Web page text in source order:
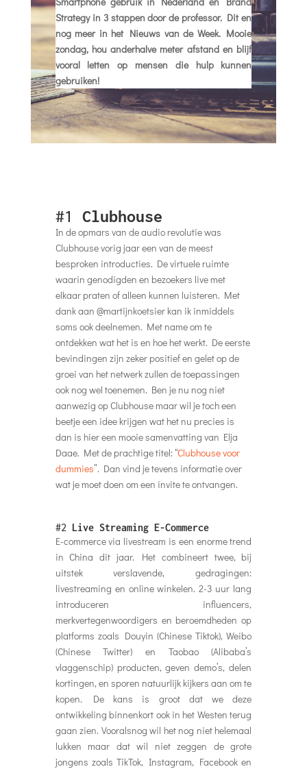
Strategy in 3 stappen door de professor. Dit en
nog meer in het Nieuws van de Week. Mooie
zondag, hou anderhalve meter afstand en blijf
vooral letten op mensen die hulp kunnen
gebruiken!
#1 Clubhouse
In de opmars van de audio revolutie was
Clubhouse vorig jaar een van de meest
besproken introducties. De virtuele ruimte
waarin genodigden en bezoekers live met
elkaar praten of alleen kunnen luisteren. Met
dank aan @martijnkoetsier kan ik inmiddels
soms ook deelnemen. Met name om te
ontdekken wat het is en hoe het werkt. De eerste
bevindingen zijn zeker positief en gelet op de
groei van het netwerk zullen de toepassingen
ook nog wel toenemen. Ben je nu nog niet
aanwezig op Clubhouse maar wil je toch een
beetje een idee krijgen wat het nu precies is
dan is hier een mooie samenvatting van Elja
Daae. Met de prachtige titel: “Clubhouse voor
dummies”. Dan vind je tevens informatie over
wat je moet doen om een invite te ontvangen.
#2 Live Streaming E-Commerce
E-commerce via livestream is een enorme trend
in China dit jaar. Het combineert twee, bij
uitstek verslavende, gedragingen:
livestreaming en online winkelen. 2-3 uur lang
introduceren influencers,
merkvertegenwoordigers en beroemdheden op
platforms zoals Douyin (Chinese Tiktok), Weibo
(Chinese Twitter) en Taobao (Alibaba’s
vlaggenschip) producten, geven demo’s, delen
kortingen, en sporen natuurlijk kijkers aan om te
kopen. De kans is groot dat we deze
ontwikkeling binnenkort ook in het Westen terug
gaan zien. Vooralsnog wil het nog niet helemaal
lukken maar dat wil niet zeggen de grote
jongens zoals TikTok, Instagram, Facebook en